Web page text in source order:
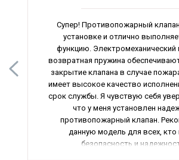
Супер! Противопожарный
установке и отлично
функцию. Электромеханический
возвратная пружина
закрытие клапана в случае
имеет высокое качество
срок службы. Я чувствую себя
что у меня установлен
противопожарный клапан.
данную модель для всех, кто
безопасность и